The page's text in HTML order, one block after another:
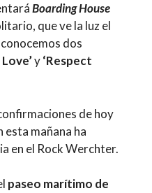
Boarding House
que ve la luz el
dos
y‘Respect
de hoy
esta mañana ha
en el Rock Werchter.
paseo marítimo de